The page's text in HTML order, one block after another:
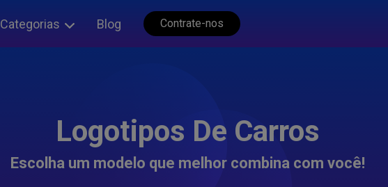
Categorias Blog Contrate-nos
Logotipos De Carros
Escolha um modelo que melhor combina com você!